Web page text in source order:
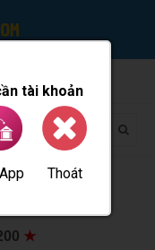
tài khoản
Thoát
★